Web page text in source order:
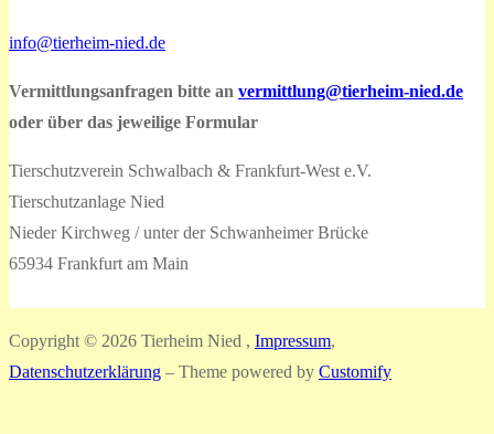
info@tierheim-nied.de
Vermittlungsanfragen bitte an vermittlung@tierheim-nied.de
oder über das jeweilige Formular
Tierschutzverein Schwalbach & Frankfurt-West e.V.
Tierschutzanlage Nied
Nieder Kirchweg / unter der Schwanheimer Brücke
65934 Frankfurt am Main
Copyright © 2026 Tierheim Nied , Impressum,
Datenschutzerklärung – Theme powered by Customify